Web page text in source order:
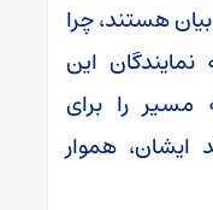
هستند، چرا
این
مسیر را برای
ایشان، هموار